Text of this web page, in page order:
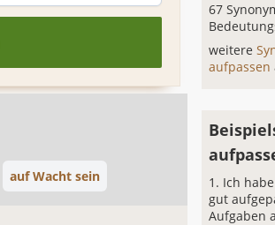
auf Wacht sein
67
weitere
aufpassen
Ich
gut
Aufgaben